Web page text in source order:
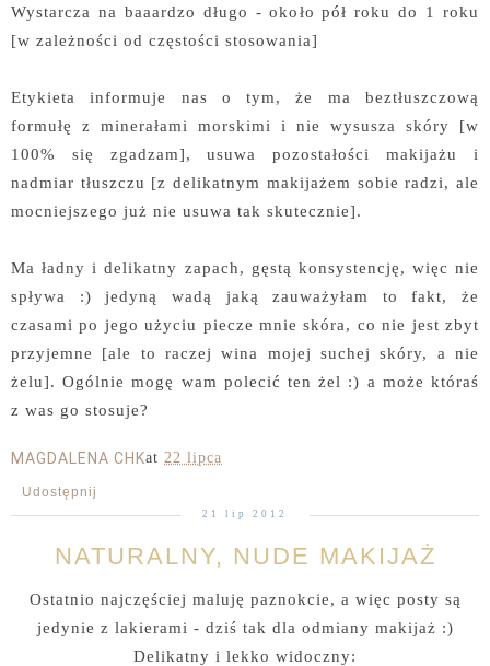
Wystarcza na baaardzo długo - około pół roku do 1 roku
[w zależności od częstości stosowania]
Etykieta informuje nas o tym, że ma beztłuszczową
formułę z minerałami morskimi i nie wysusza skóry [w
100% się zgadzam], usuwa pozostałości makijażu i
nadmiar tłuszczu [z delikatnym makijażem sobie radzi, ale
mocniejszego już nie usuwa tak skutecznie].
Ma ładny i delikatny zapach, gęstą konsystencję, więc nie
spływa :) jedyną wadą jaką zauważyłam to fakt, że
czasami po jego użyciu piecze mnie skóra, co nie jest zbyt
przyjemne [ale to raczej wina mojej suchej skóry, a nie
żelu]. Ogólnie mogę wam polecić ten żel :) a może któraś
z was go stosuje?
MAGDALENA CHKat 22 lipca
Udostępnij
21 lip 2012
NATURALNY, NUDE MAKIJAŻ
Ostatnio najczęściej maluję paznokcie, a więc posty są
jedynie z lakierami - dziś tak dla odmiany makijaż :)
Delikatny i lekko widoczny: